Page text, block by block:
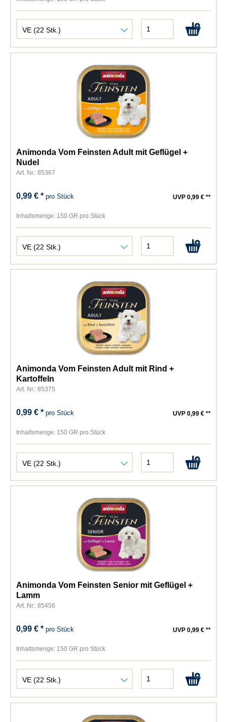
Animonda Vom Feinsten Adult mit Geflügel +
Nudel
Art. Nr.: 85367
0,99 € *pro Stück UVP 0,99 € **
Inhaltsmenge: 150 GR pro Stück
Animonda Vom Feinsten Adult mit Rind +
Kartoffeln
Art. Nr.: 85375
0,99 € *pro Stück UVP 0,99 € **
Inhaltsmenge: 150 GR pro Stück
Animonda Vom Feinsten Senior mit Geflügel +
Lamm
Art. Nr.: 85456
0,99 € *pro Stück UVP 0,99 € **
Inhaltsmenge: 150 GR pro Stück